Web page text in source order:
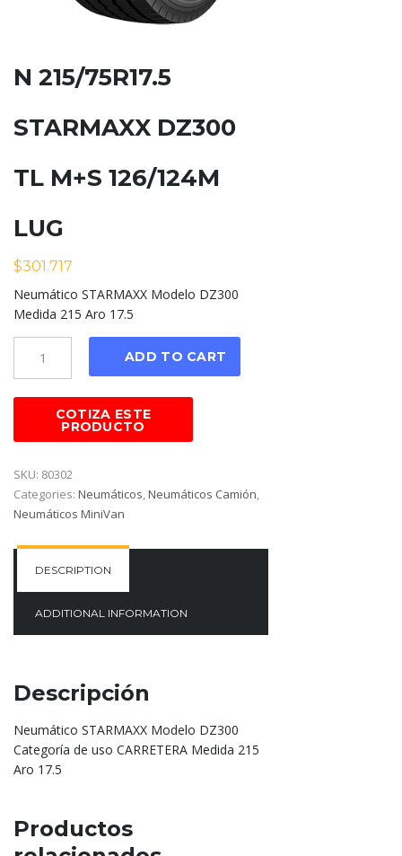
N 215/75R17.5
STARMAXX DZ300
TL M+S 126/124M
LUG
$301.717
Neumático STARMAXX Modelo DZ300
Medida 215 Aro 17.5
ADD TO CART
SKU: 80302
Categories: Neumáticos,Neumáticos Camión,
Neumáticos MiniVan
DESCRIPTION
ADDITIONAL INFORMATION
Descripción
Neumático STARMAXX Modelo DZ300
Categoría de uso CARRETERA Medida 215
Aro 17.5
Productos